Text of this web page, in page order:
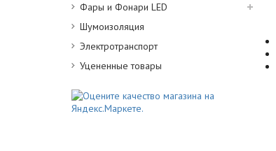
Фары и Фонари LED
Шумоизоляция
Электротранспорт
Уцененные товары